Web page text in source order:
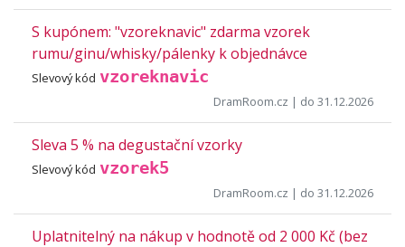
S kupónem: "vzoreknavic" zdarma vzorek
rumu/ginu/whisky/pálenky k objednávce
Slevový kód vzoreknavic
DramRoom.cz | do 31.12.2026
Sleva 5 % na degustační vzorky
Slevový kód vzorek5
DramRoom.cz | do 31.12.2026
Uplatnitelný na nákup v hodnotě od 2 000 Kč (bez